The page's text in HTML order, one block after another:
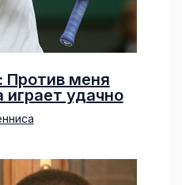
меня
удачно